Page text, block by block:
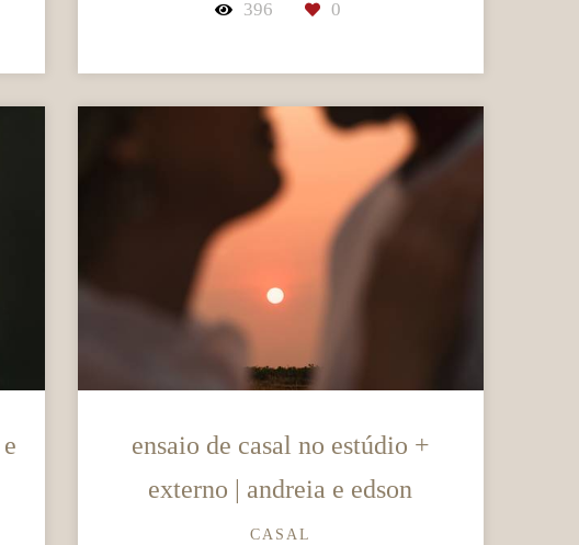
396 0
ensaio de casal no estúdio +
externo | andreia e edson
CASAL